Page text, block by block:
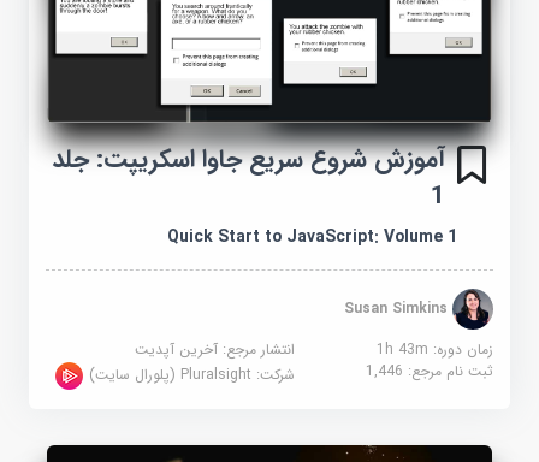
آموزش شروع سریع جاوا اسکریپت: جلد
1
Quick Start to JavaScript: Volume 1
Susan Simkins
زمان دوره: 1h 43m
انتشار مرجع:آخرین آپدیت
ثبت نام مرجع:1,446 شرکت:Pluralsight (پلورال سایت)